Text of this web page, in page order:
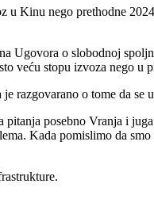
Kinu nego prethodne
Ugovora o slobodnoj
veću stopu izvoza nego u
razgovarano o tome da
posebno Vranja i
Kada pomislimo da